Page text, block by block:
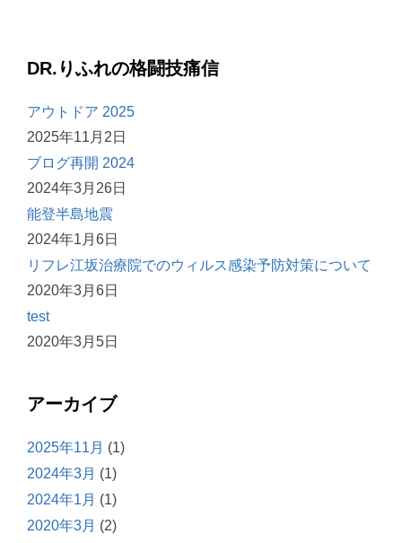
DR.りふれの格闘技痛信
アウトドア 2025
2025年11月2日
ブログ再開 2024
2024年3月26日
能登半島地震
2024年1月6日
リフレ江坂治療院でのウィルス感染予防対策について
2020年3月6日
test
2020年3月5日
アーカイブ
2025年11月 (1)
2024年3月 (1)
2024年1月 (1)
2020年3月 (2)